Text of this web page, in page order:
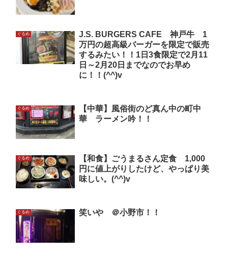
ぐるめ
J.S. BURGERS CAFE 神戸牛 1
万円の超高級バーガーを限定で販売
するみたい！！1日3食限定で2月11
日～2月20日までなのでお早め
に！！(^^)v
ぐるめ
【中華】風俗街のど真ん中の町中
華 ラーメン吟！！
ぐるめ
【和食】ごうまるさん定食 1,000
円に値上がりしたけど、やっぱり美
味しい。(^^)v
ぐるめ 笑いや ＠小野市！！